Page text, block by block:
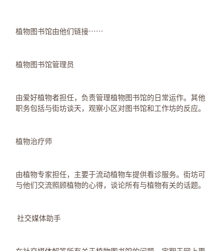
植物图书馆由他们链接⋯⋯
植物图书馆管理员
由爱好植物者担任，负责管理植物图书馆的日常运作。其他
职务包括与街坊谈天，观察小区对图书馆和工作坊的反应。
植物治疗师
由植物专家担任，主要于流动植物车提供看诊服务。街坊可
与他们交流照顾植物的心得，谈论所有与植物有关的话题。
社交媒体助手